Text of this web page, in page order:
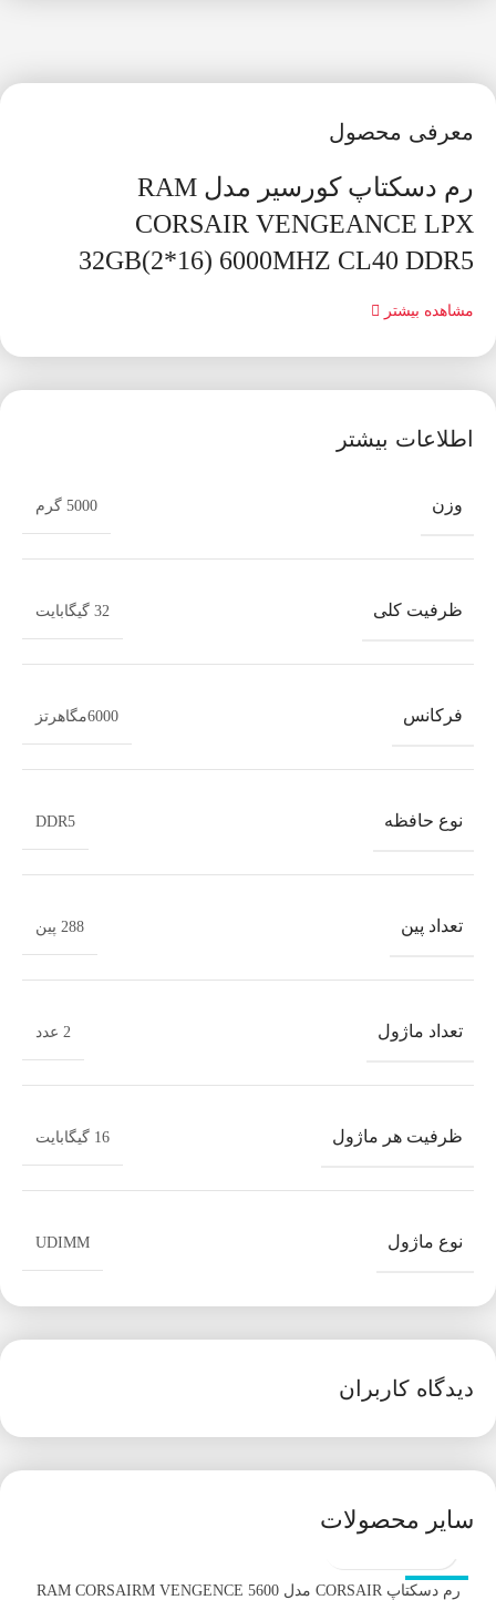
معرفی محصول
رم دسکتاپ کورسیر مدل RAM
CORSAIR VENGEANCE LPX
32GB(2*16) 6000MHZ CL40 DDR5
مشاهده بیشتر
اطلاعات بیشتر
وزن 5000 گرم
ظرفیت کلی 32 گیگابایت
فرکانس 6000مگاهرتز
نوع حافظه DDR5
تعداد پین 288 پین
تعداد ماژول 2 عدد
ظرفیت هر ماژول 16 گیگابایت
نوع ماژول UDIMM
دیدگاه کاربران
سایر محصولات
اتمام موجودی
رم دسکتاپ CORSAIR مدل RAM CORSAIRM VENGENCE 5600